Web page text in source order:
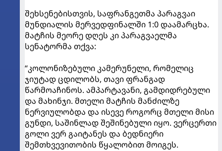
შეხსენებისთვის, საფრანგეთმა პარაგვაი
მუნდიალის მერვედფინალში 1:0 დაამარცხა.
მატჩის მეორე დღეს კი პარაგვაელმა
სენატორმა თქვა:
“კოლონიზებული კამერუნელი, რომელიც
ჯიუტად ცდილობს, თავი ფრანგად
წარმოაჩინოს. ამპარტავანი, გამდიდრებული
და მახინჯი. მთელი მატჩის მანძილზე
ნერვიულობდა და ისევე როგორც მთელი მისი
გუნდი, საშინლად შეშინებული იყო. ვერცერთი
გოლი ვერ გაიტანეს და ბედნიერი
შემთხვევითობის წყალობით მოიგეს.